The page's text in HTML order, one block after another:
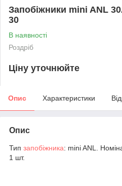
Запобіжники mini ANL
30
В наявності
Роздріб
Ціну уточнюйте
Опис Характеристики
Опис
Тип запобіжника: mini ANL.
1 шт.